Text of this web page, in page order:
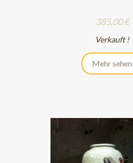
Preis
385,00 €
Verkauft !
Mehr sehen